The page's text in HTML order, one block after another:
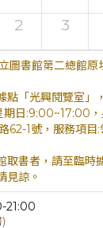
2 3
圖書館第二總館原
點「光興閱覽室」
日:9:00~17:00，
62-1號，服務項目
取書者，請至臨時
見諒。
21:00